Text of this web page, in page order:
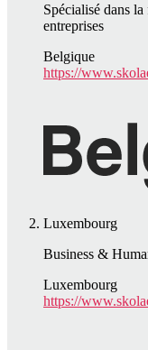
Spécialisé dans
entreprises
Belgique
https://
Luxembourg
Business &
Luxembourg
https://